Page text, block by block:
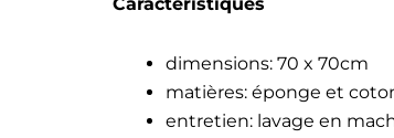
Caractéristiques
dimensions: 70 x 70cm
matières: éponge et
entretien: lavage en